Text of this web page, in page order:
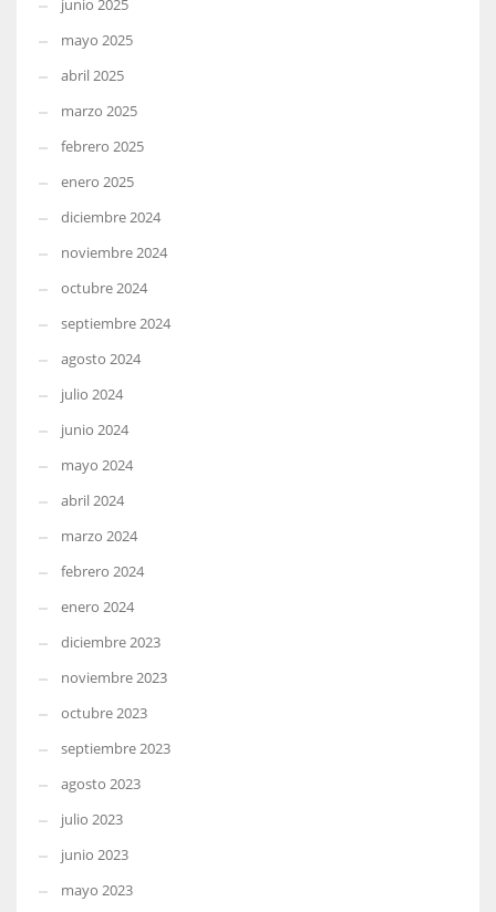
junio 2025
mayo 2025
abril 2025
marzo 2025
febrero 2025
enero 2025
diciembre 2024
noviembre 2024
octubre 2024
septiembre 2024
agosto 2024
julio 2024
junio 2024
mayo 2024
abril 2024
marzo 2024
febrero 2024
enero 2024
diciembre 2023
noviembre 2023
octubre 2023
septiembre 2023
agosto 2023
julio 2023
junio 2023
mayo 2023